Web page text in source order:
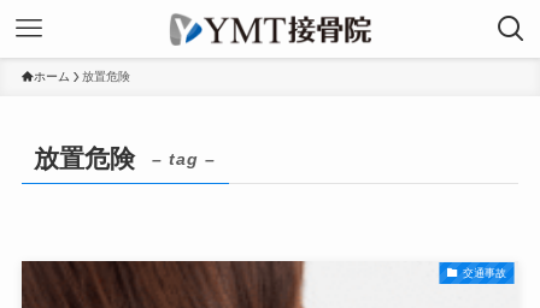
ホーム 放置危険
放置危険 – tag –
交通事故